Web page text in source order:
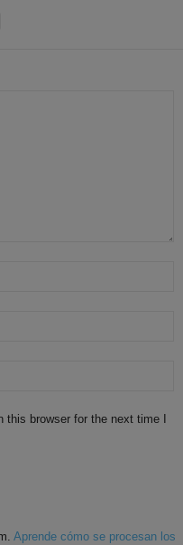
browser for the next time I
Aprende cómo se procesan los